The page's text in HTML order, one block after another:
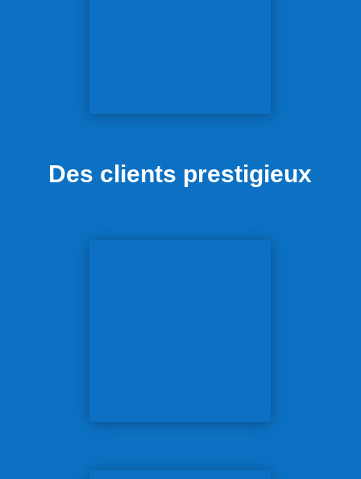
Des clients prestigieux